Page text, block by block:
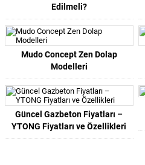
Edilmeli?
Mudo Concept Zen Dolap
Modelleri
Güncel Gazbeton Fiyatları –
YTONG Fiyatları ve Özellikleri